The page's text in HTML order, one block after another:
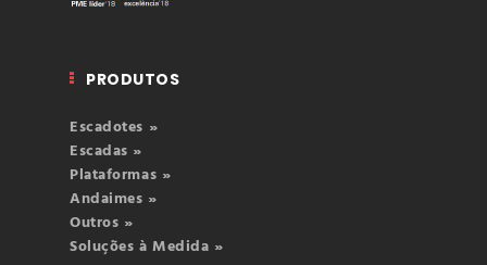
PRODUTOS
Escadotes »
Escadas »
Plataformas »
Andaimes »
Outros »
Soluções à Medida »